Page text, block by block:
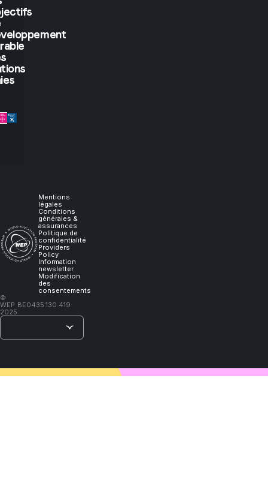
Mentions
légales
Conditions
générales &
assurances
Politique de
confidentialité
Providers
Policy
Information
newsletter
Modification
des
consentements
©
WEP
2025
BE0435.130.419
if
you
let
me
will
learn."
Lao